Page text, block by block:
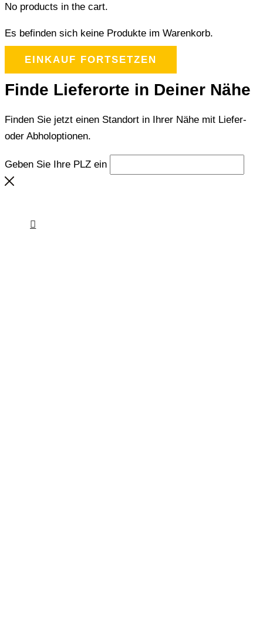
No products in the cart.
Es befinden sich keine Produkte im Warenkorb.
EINKAUF FORTSETZEN
Finde Lieferorte in Deiner Nähe
Finden Sie jetzt einen Standort in Ihrer Nähe mit Liefer-
oder Abholoptionen.
Geben Sie Ihre PLZ ein